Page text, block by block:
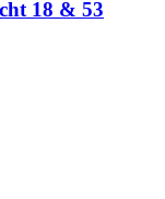
18 & 53